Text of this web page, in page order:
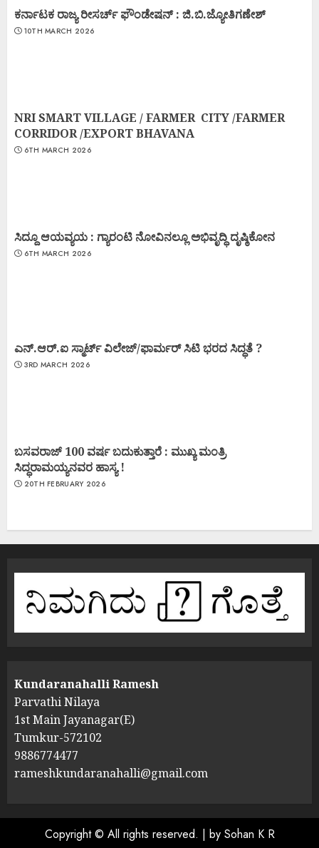
ಕರ್ನಾಟಕ ರಾಜ್ಯ ರೀಸರ್ಚ್ ಫೌಂಡೇಷನ್ : ಜಿ.ಬಿ.ಜ್ಯೋತಿಗಣೇಶ್
10TH MARCH 2026
NRI SMART VILLAGE / FARMER CITY /FARMER
CORRIDOR /EXPORT BHAVANA
6TH MARCH 2026
ಸಿದ್ದೂ ಆಯವ್ಯಯ : ಗ್ಯಾರಂಟಿ ನೋವಿನಲ್ಲೂ ಅಭಿವೃದ್ಧಿ ದೃಷ್ಠಿಕೋನ
6TH MARCH 2026
ಎನ್.ಆರ್.ಐ ಸ್ಮಾರ್ಟ್ ವಿಲೇಜ್/ಫಾರ್ಮರ್ ಸಿಟಿ ಭರದ ಸಿದ್ಧತೆ ?
3RD MARCH 2026
ಬಸವರಾಜ್ 100 ವರ್ಷ ಬದುಕುತ್ತಾರೆ : ಮುಖ್ಯ ಮಂತ್ರಿ
ಸಿದ್ಧರಾಮಯ್ಯನವರ ಹಾಸ್ಯ !
20TH FEBRUARY 2026
Kundaranahalli Ramesh
Parvathi Nilaya
1st Main Jayanagar(E)
Tumkur-572102
9886774477
rameshkundaranahalli@gmail.com
Copyright © All rights reserved. | by Sohan K R